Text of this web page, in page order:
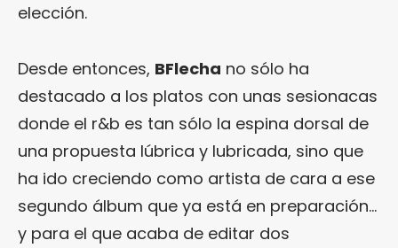
elección.
Desde entonces, BFlecha no sólo ha
destacado a los platos con unas sesionacas
donde el r&b es tan sólo la espina dorsal de
una propuesta lúbrica y lubricada, sino que
ha ido creciendo como artista de cara a ese
segundo álbum que ya está en preparación…
y para el que acaba de editar dos